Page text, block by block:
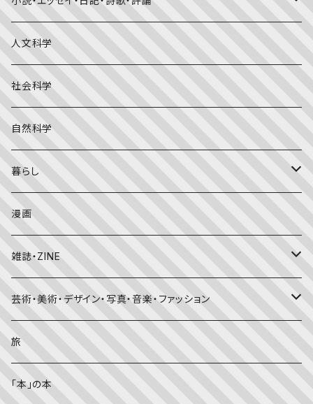
こどものとも0.1.2
こどものとも年少版
かがくのとも
その他の月刊誌
おはなしプーカ
チャイルドブックアップル（2・3歳～）
日本の絵本
外国の絵本
昔話・民話
日本の昔話・民話
外国の昔話・民話
おばけ・妖怪・こわい絵本
のりもの絵本
知識の本・図鑑
理科
料理・食育
しかけ絵本
児童書
日本文学
詩・短歌・俳句・ことば
評論
エッセイ・日記
海外文学
人文科学
社会科学
自然科学
暮らし
食・料理
住まい・インテリア
体・健康
趣味
ライフスタイル・生き方
漫画
雑誌・ZINE
雑誌
ZINE
芸術・美術・デザイン・写真・音楽・ファッション
美術・画集・図録
音楽
旅
「本」の本